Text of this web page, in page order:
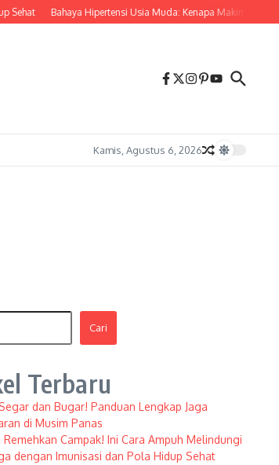
Bahaya Hipertensi Usia Muda: Kenapa Makin Banyak
Kamis, Agustus 6, 2026
Cari
Terbaru
dan Bugar! Panduan Lengkap Jaga
di Musim Panas
Remehkan Campak! Ini Cara Ampuh Melindungi
dengan Imunisasi dan Pola Hidup Sehat